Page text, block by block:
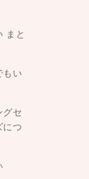
まと
もい
グセ
につ